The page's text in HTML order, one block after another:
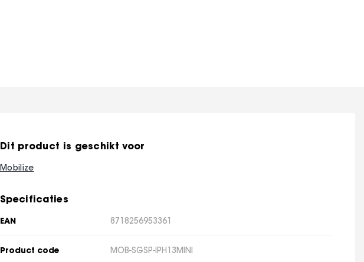
Dit product is geschikt voor
Mobilize
Specificaties
EAN 8718256953361
Product code MOB-SGSP-IPH13MINI